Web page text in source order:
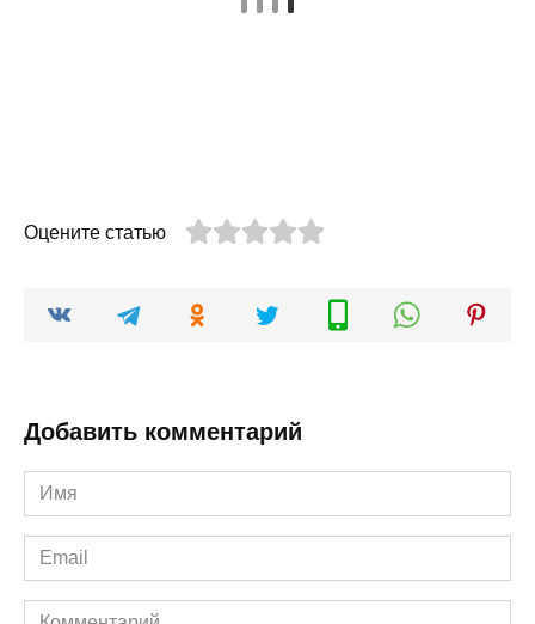
Оцените статью
Добавить комментарий
Имя
*
Email
*
Комментарий